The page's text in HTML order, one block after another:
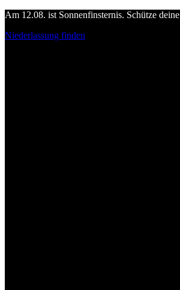
Am 12.08. ist Sonnenfinsternis. Schütze
Niederlassung finden